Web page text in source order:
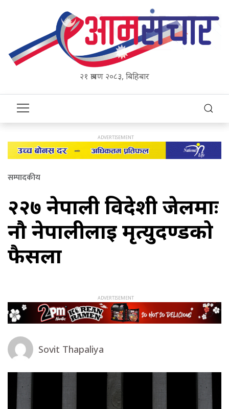
२१ श्रावण २०८३, बिहिबार
सम्पादकीय
२२७ नेपाली विदेशी जेलमाः
नौ नेपालीलाई मृत्युदण्डको
फैसला
Sovit Thapaliya